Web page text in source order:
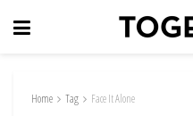
Home Tag Face It Alone